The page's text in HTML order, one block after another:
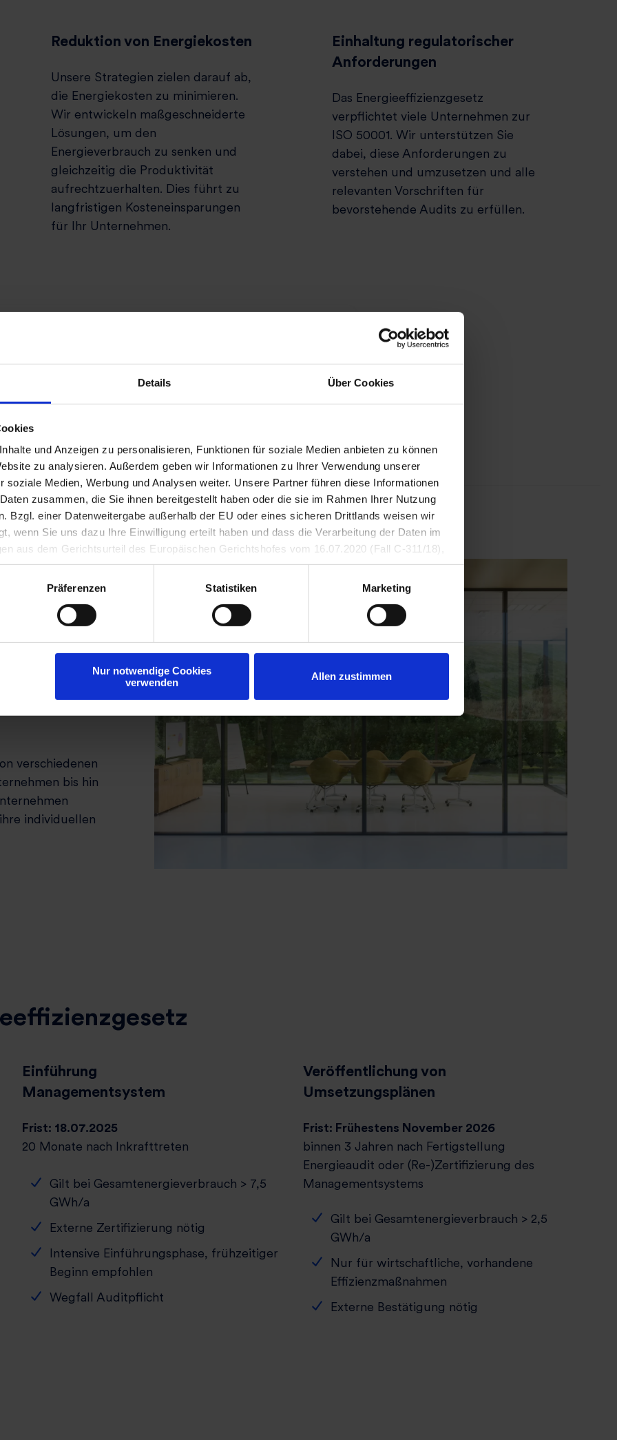
Details Über Cookies
und Anzeigen zu personalisieren, Funktionen für soziale Medien anbieten zu können
zu analysieren. Außerdem geben wir Informationen zu Ihrer Verwendung unserer
soziale Medien, Werbung und Analysen weiter. Unsere Partner führen diese Informationen
zusammen, die Sie ihnen bereitgestellt haben oder die sie im Rahmen Ihrer Nutzung
Bzgl. einer Datenweitergabe außerhalb der EU oder eines sicheren Drittlands weisen wir
wenn Sie uns dazu Ihre Einwilligung erteilt haben und dass die Verarbeitung der Daten im
aus dem Gerichtsurteil des Europäischen Gerichtshofes vom 16.07.2020 (Fall C-311/18),
steht. Weitere Informationen finden Sie in unserenDatenschutzhinweisen.
Präferenzen Statistiken Marketing
Nur notwendige Cookies
verwenden
Allen zustimmen
Reduktion von Energiekosten
Unsere Strategien zielen darauf ab,
die Energiekosten zu minimieren.
Wir entwickeln maßgeschneiderte
Lösungen, um den
Energieverbrauch zu senken und
gleichzeitig die Produktivität
aufrechtzuerhalten. Dies führt zu
langfristigen Kosten­einsparungen
für Ihr Unternehmen.
Einhaltung regulatorischer
Anforderungen
Das Energieeffizienzgesetz
verpflichtet viele Unternehmen zur
ISO 50001. Wir unterstützen Sie
dabei, diese Anforderungen zu
verstehen und umzusetzen und alle
relevanten Vorschriften für
bevorstehende Audits zu erfüllen.
Kontakt aufnehmen
legt
Messung
in
erzielen und
verschiedenen
bis hin
individuellen
Einführung
Managementsystem​
Frist: 18.07.2025
20 Monate nach Inkrafttreten
Gilt bei Gesamtenergieverbrauch > 7,5
GWh/a
Externe Zertifizierung nötig
Intensive Einführungsphase, frühzeitiger
Beginn empfohlen
Wegfall Auditpflicht
Veröffentlichung von
Umsetzungsplänen​
Frist: Frühestens November 2026
binnen 3 Jahren nach Fertigstellung
Energieaudit oder (Re-)Zertifizierung des
Managementsystems
Gilt bei Gesamtenergieverbrauch > 2,5
GWh/a
Nur für wirtschaftliche, vorhandene
Effizienzmaßnahmen
Externe Bestätigung nötig